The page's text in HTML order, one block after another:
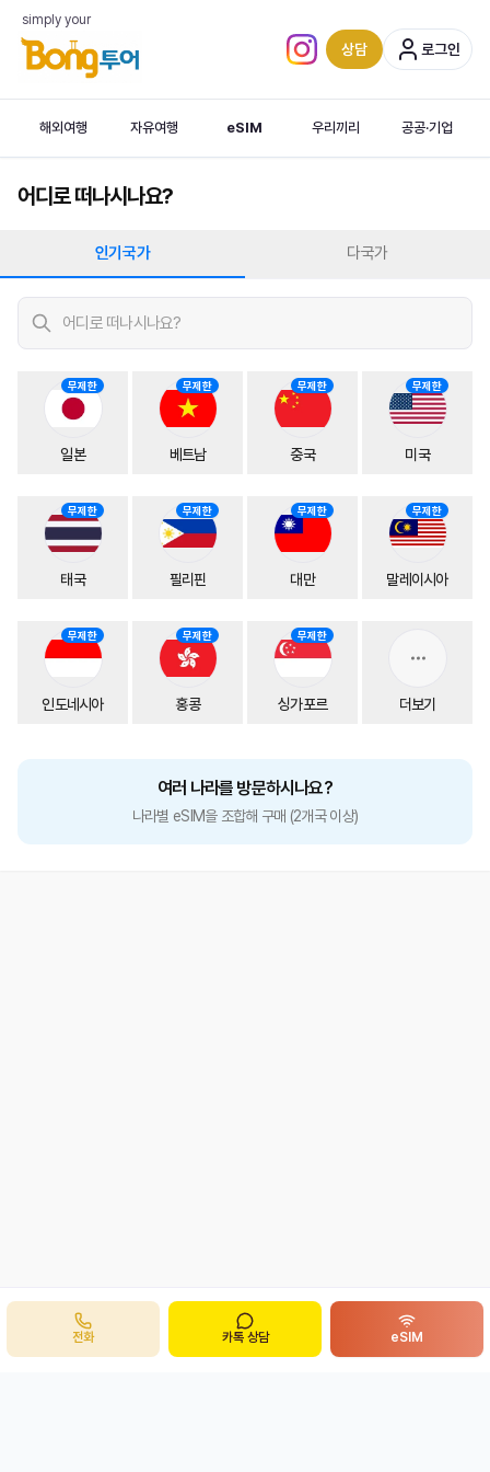
simply your
인스타그램 (새 탭)
상담 로그인
해외여행 자유여행 eSIM 우리끼리 공공·기업
어디로 떠나시나요?
인기국가 다국가
무제한
일본
무제한
베트남
무제한
중국
무제한
미국
무제한
태국
무제한
필리핀
무제한
대만
무제한
말레이시아
무제한
인도네시아
무제한
홍콩
무제한
싱가포르 더보기
여러 나라를 방문하시나요?
나라별 eSIM을 조합해 구매 (2개국 이상)
전화 카톡 상담 eSIM